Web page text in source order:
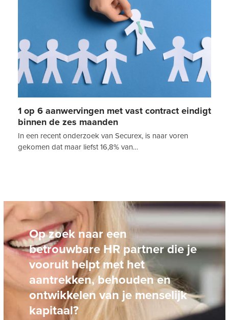
1 op 6 aanwervingen met vast contract eindigt
binnen de zes maanden
In een recent onderzoek van Securex, is naar voren
gekomen dat maar liefst 16,8% van…
Op zoek naar een
betrouwbare HR partner die je
vooruit helpt met het
aantrekken, behouden en
ontwikkelen van je menselijk
kapitaal?